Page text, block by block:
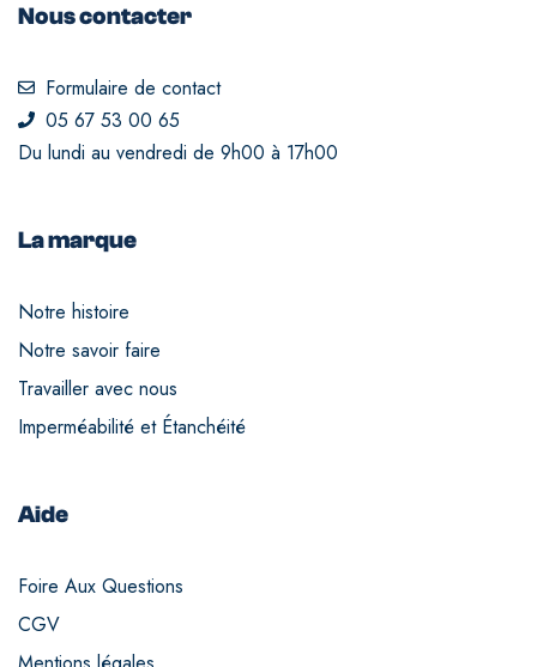
Nous contacter
Formulaire de contact
05 67 53 00 65
Du lundi au vendredi de 9h00 à 17h00
La marque
Notre histoire
Notre savoir faire
Travailler avec nous
Imperméabilité et Étanchéité
Aide
Foire Aux Questions
CGV